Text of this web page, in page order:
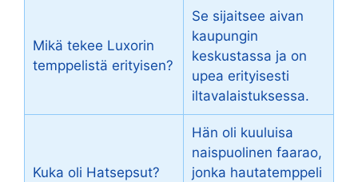
Mikä tekee Luxorin
temppelistä erityisen?
Se sijaitsee aivan
kaupungin
keskustassa ja on
upea erityisesti
iltavalaistuksessa.
Kuka oli Hatsepsut?
Hän oli kuuluisa
naispuolinen faarao,
jonka hautatemppeli